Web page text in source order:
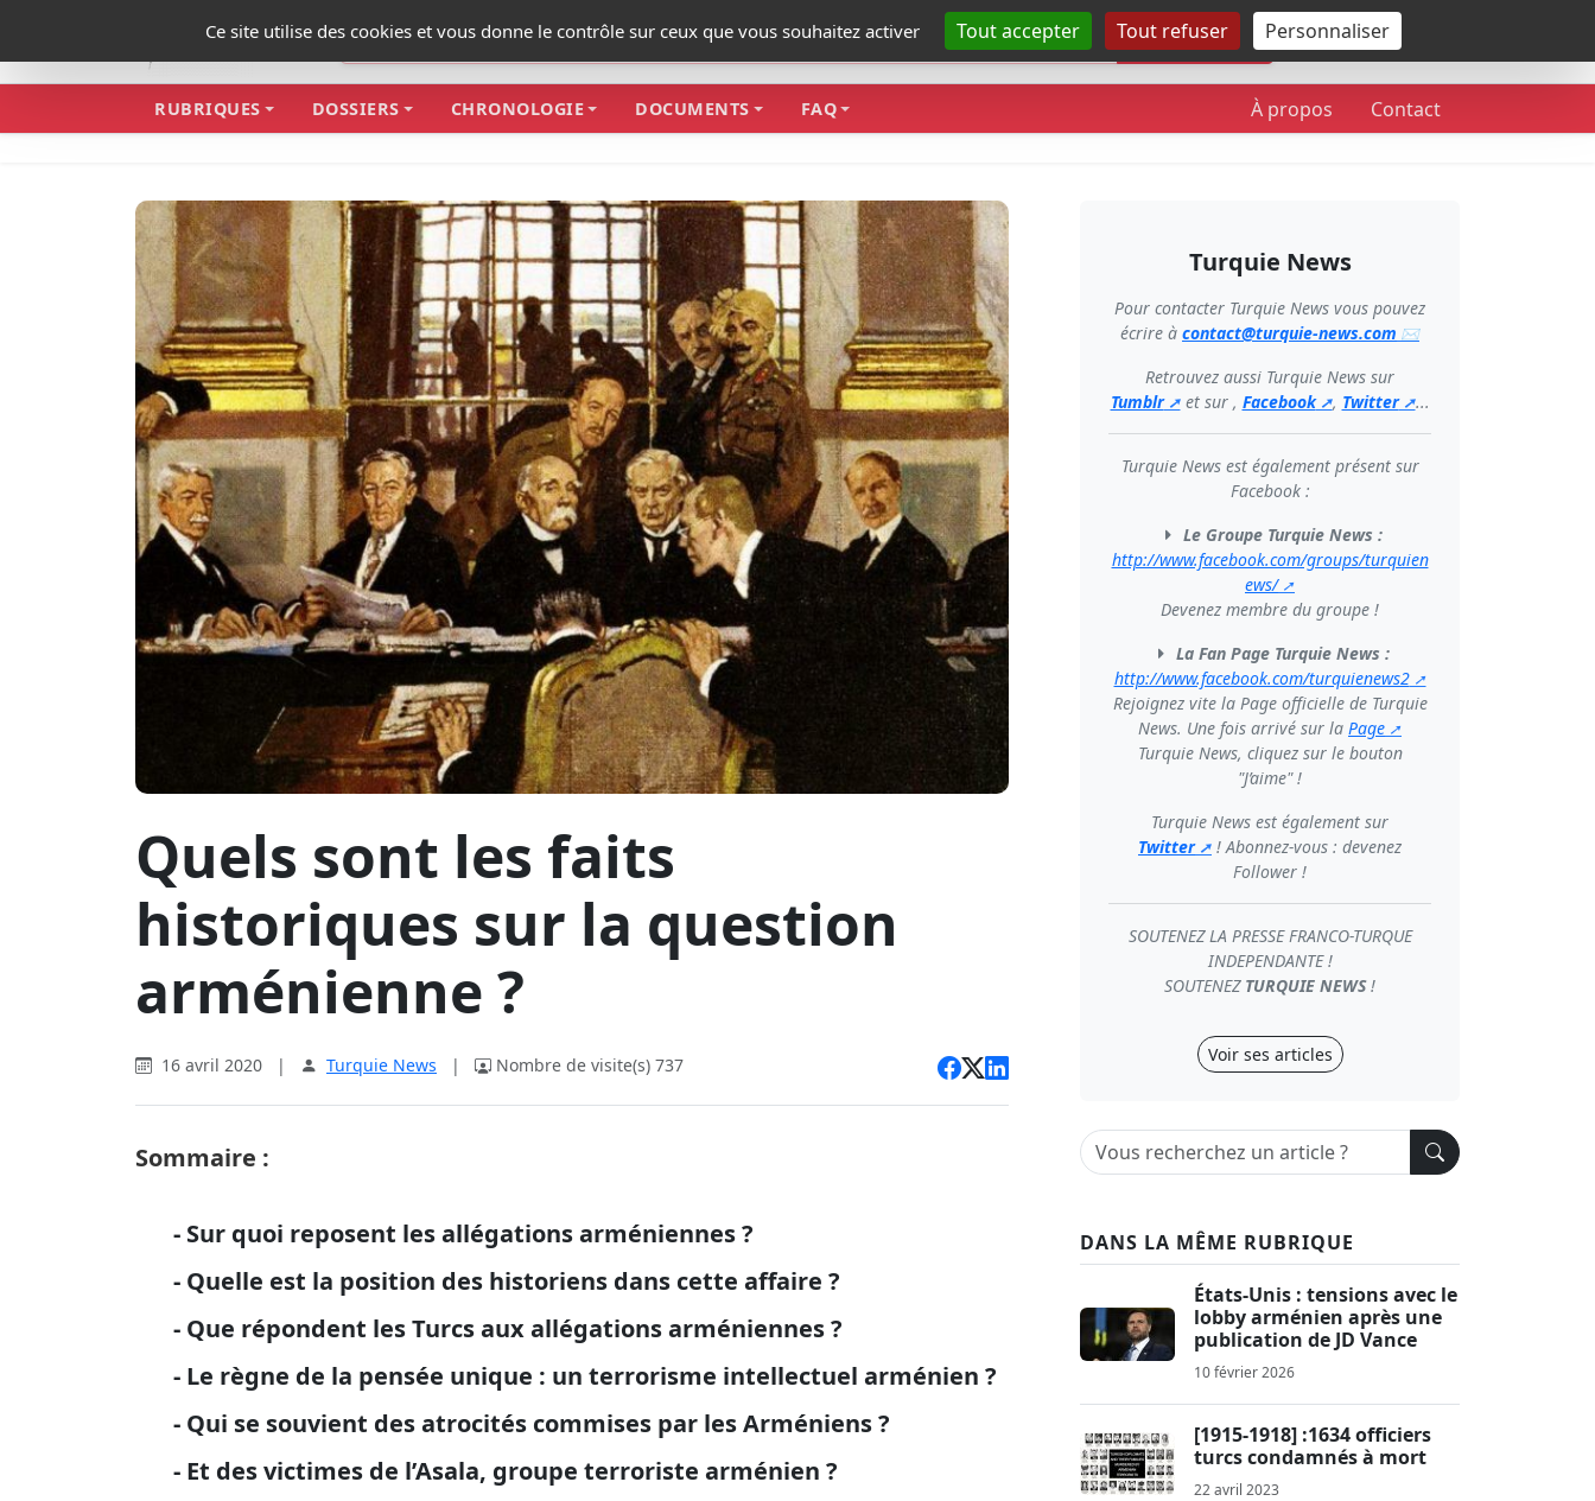
Ce site utilise des cookies et vous donne le contrôle sur ceux que vous souhaitez activer Tout accepter Tout refuser Personnaliser
Rechercher
RUBRIQUES DOSSIERS CHRONOLOGIE DOCUMENTS FAQ À propos Contact
Quels sont les faits
historiques sur la question
arménienne ?
16 avril 2020 | Turquie News | Nombre de visite(s) 737
Sommaire :
- Sur quoi reposent les allégations arméniennes ?
- Quelle est la position des historiens dans cette affaire ?
- Que répondent les Turcs aux allégations arméniennes ?
- Le règne de la pensée unique : un terrorisme intellectuel arménien ?
- Qui se souvient des atrocités commises par les Arméniens ?
- Et des victimes de l’Asala, groupe terroriste arménien ?
Turquie News
Pour contacter Turquie News vous pouvez
écrire à contact@turquie-news.com
Retrouvez aussi Turquie News sur
Tumblr
et sur , Facebook , Twitter ...
Turquie News est également présent sur
Facebook :
Le Groupe Turquie News :
http://www.facebook.com/groups/turquien
ews/
Devenez membre du groupe !
La Fan Page Turquie News :
http://www.facebook.com/turquienews2
Rejoignez vite la Page officielle de Turquie
News. Une fois arrivé sur la Page
Turquie News, cliquez sur le bouton
"J’aime" !
Turquie News est également sur
Twitter
! Abonnez-vous : devenez
Follower !
SOUTENEZ LA PRESSE FRANCO-TURQUE
INDEPENDANTE !
SOUTENEZ TURQUIE NEWS!
Voir ses articles
DANS LA MÊME RUBRIQUE
États-Unis : tensions avec le
lobby arménien après une
publication de JD Vance
10 février 2026
[1915-1918] :1634 officiers
turcs condamnés à mort
22 avril 2023